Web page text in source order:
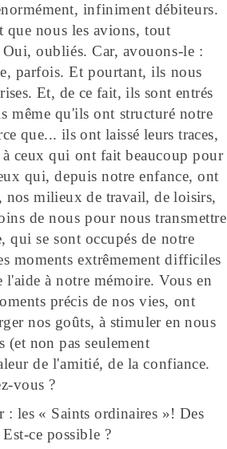
infiniment débiteurs.
que nous les avions, tout
Oui, oubliés. Car, avouons-le :
parfois. Et pourtant, ils nous
Et, de ce fait, ils sont entrés
même qu'ils ont structuré notre
que... ils ont laissé leurs traces,
à ceux qui ont fait beaucoup pour
qui, depuis notre enfance, ont
nos milieux de travail, de loisirs,
de nous pour nous transmettre
qui se sont occupés de notre
moments extrêmement difficiles
à notre mémoire. Vous en
précis de nos vies, ont
nos goûts, à stimuler en nous
(et non pas seulement
de l'amitié, de la confiance.
vous ?
: les « Saints ordinaires »! Des
ce possible ?